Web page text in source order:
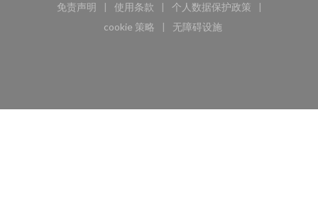
免责声明
((在新窗口中打开))
使用条款
((在新窗口中打开))
个人数据保护政策
((在新窗口中打开))
cookie 策略
((在新窗口中打开))
无障碍设施
((在新窗口中打开))